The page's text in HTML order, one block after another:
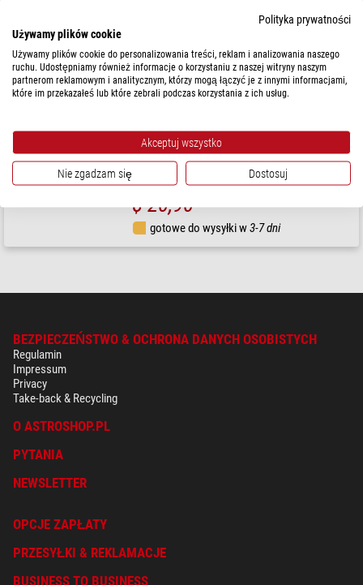
$ 16,90
gotowe do wysyłki w1-2 tygodni
Tuleja przedłużająca Pierścień precyzyjnej regulacji dla M48
0,3 mm
$ 20,90
gotowe do wysyłki w3-7 dni
BEZPIECZEŃSTWO & OCHRONA DANYCH OSOBISTYCH
Regulamin
Impressum
Privacy
Take-back & Recycling
O ASTROSHOP.PL
PYTANIA
NEWSLETTER
OPCJE ZAPŁATY
PRZESYŁKI & REKLAMACJE
BUSINESS TO BUSINESS
Polityka prywatności
Używamy plików cookie
Używamy plików cookie do personalizowania treści, reklam i analizowania naszego
ruchu. Udostępniamy również informacje o korzystaniu z naszej witryny naszym
partnerom reklamowym i analitycznym, którzy mogą łączyć je z innymi informacjami,
które im przekazałeś lub które zebrali podczas korzystania z ich usług.
Akceptuj wszystko
Nie zgadzam się Dostosuj